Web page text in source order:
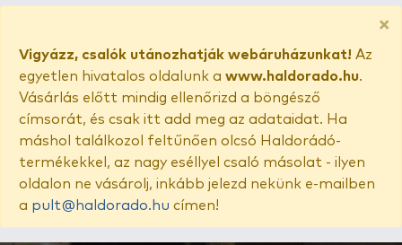
×
Vigyázz, csalók utánozhatják webáruházunkat! Az
egyetlen hivatalos oldalunk a www.haldorado.hu.
Vásárlás előtt mindig ellenőrizd a böngésző
címsorát, és csak itt add meg az adataidat. Ha
máshol találkozol feltűnően olcsó Haldorádó-
termékekkel, az nagy eséllyel csaló másolat - ilyen
oldalon ne vásárolj, inkább jelezd nekünk e-mailben
a pult@haldorado.hu címen!